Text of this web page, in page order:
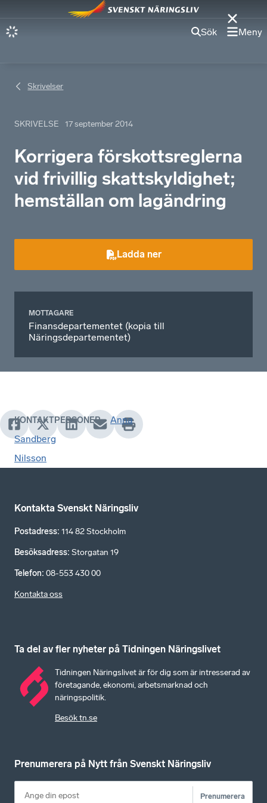
Sök Meny
Skrivelser
SKRIVELSE 17 september 2014
Korrigera förskottsreglerna
vid frivillig skattskyldighet;
hemställan om lagändring
Ladda ner
MOTTAGARE
Finansdepartementet (kopia till
Näringsdepartementet)
KONTAKTPERSONER
Anna
Sandberg
Nilsson
Kontakta Svenskt Näringsliv
Postadress: 114 82 Stockholm
Besöksadress: Storgatan 19
Telefon: 08-553 430 00
Kontakta oss
Ta del av fler nyheter på Tidningen Näringslivet
Tidningen Näringslivet är för dig som är intresserad av
företagande, ekonomi, arbetsmarknad och
näringspolitik.
Besök tn.se
Prenumerera på Nytt från Svenskt Näringsliv
Prenumerera